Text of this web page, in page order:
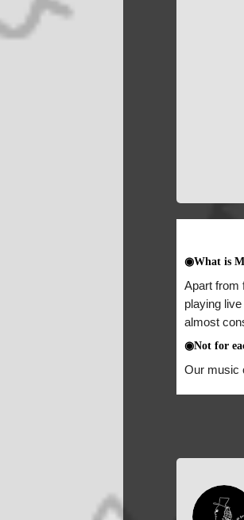
◉What is
Apart from
playing
almost
◉Not for
Our music